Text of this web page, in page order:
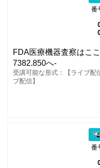
番
FDA医療機器査察はこ
7382.850へ-
受講可能な形式：【ライブ配
ブ配信】
番